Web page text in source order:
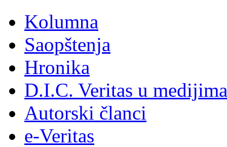
Kolumna
Saopštenja
Hronika
D.I.C. Veritas u medijima
Autorski članci
e-Veritas